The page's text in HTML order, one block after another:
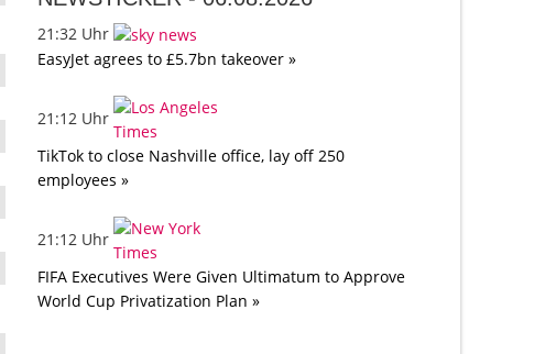
21:32 Uhr
EasyJet agrees to £5.7bn takeover »
21:12 Uhr
TikTok to close Nashville office, lay off 250
employees »
21:12 Uhr
FIFA Executives Were Given Ultimatum to Approve
World Cup Privatization Plan »